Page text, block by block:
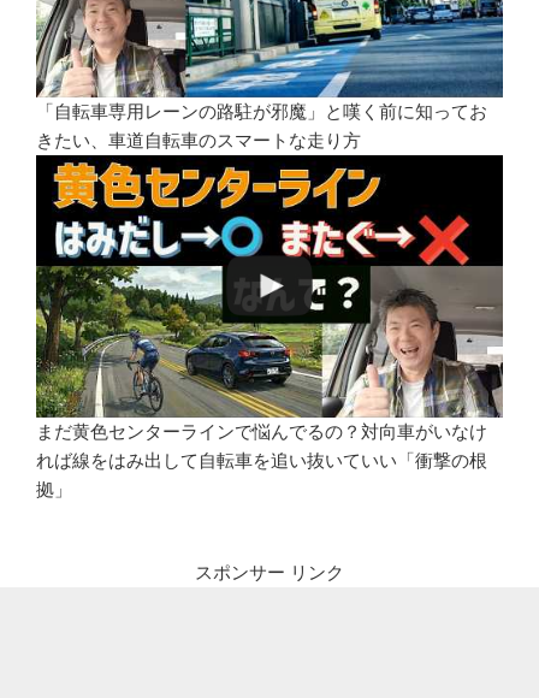
「自転車専用レーンの路駐が邪魔」と嘆く前に知ってお
きたい、車道自転車のスマートな走り方
まだ黄色センターラインで悩んでるの？対向車がいなけ
れば線をはみ出して自転車を追い抜いていい「衝撃の根
拠」
スポンサー リンク